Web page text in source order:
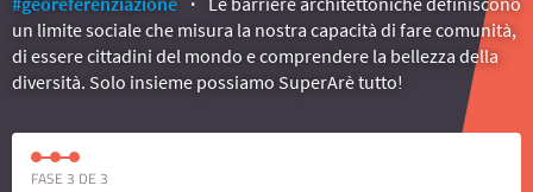
un limite sociale che misura la nostra capacità di fare comunità,
di essere cittadini del mondo e comprendere la bellezza della
diversità. Solo insieme possiamo SuperArè tutto!
FASE 3 DE 3